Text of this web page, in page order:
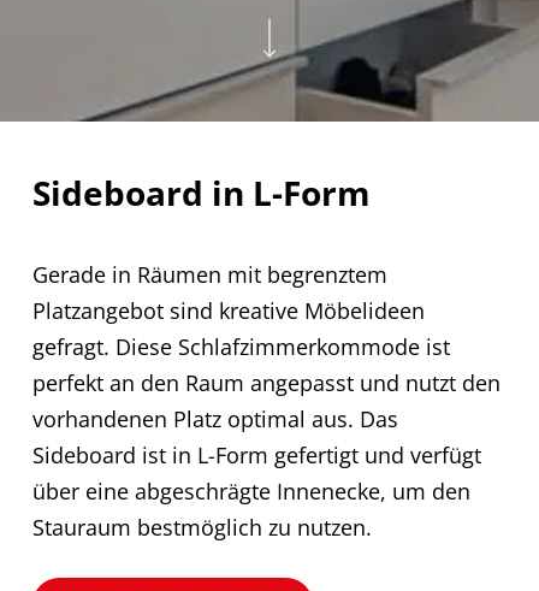
Sideboard in L-Form
Gerade in Räumen mit begrenztem
Platzangebot sind kreative Möbelideen
gefragt. Diese Schlafzimmerkommode ist
perfekt an den Raum angepasst und nutzt den
vorhandenen Platz optimal aus. Das
Sideboard ist in L-Form gefertigt und verfügt
über eine abgeschrägte Innenecke, um den
Stauraum bestmöglich zu nutzen.